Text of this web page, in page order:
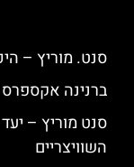
סנט. מוריץ –
ברנינה
סנט מוריץ –
השוויצריים